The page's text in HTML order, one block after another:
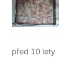
před 10 lety